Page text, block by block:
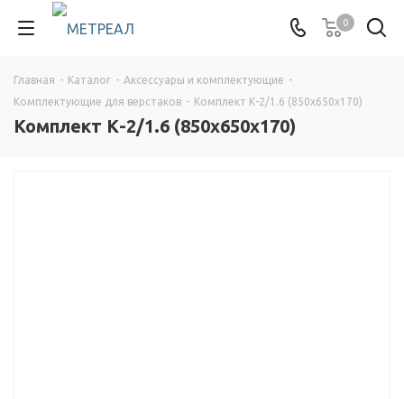
0
Главная - Каталог - Аксессуары и комплектующие -
Комплектующие для верстаков - Комплект К-2/1.6 (850x650x170)
Комплект К-2/1.6 (850x650x170)